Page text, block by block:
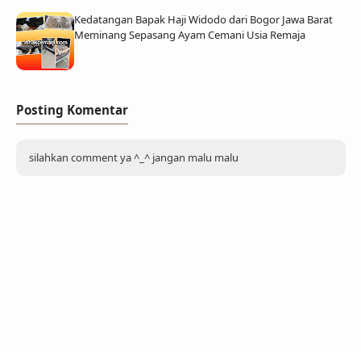
Kedatangan Bapak Haji Widodo dari Bogor Jawa Barat
Meminang Sepasang Ayam Cemani Usia Remaja
Posting Komentar
silahkan comment ya ^_^ jangan malu malu